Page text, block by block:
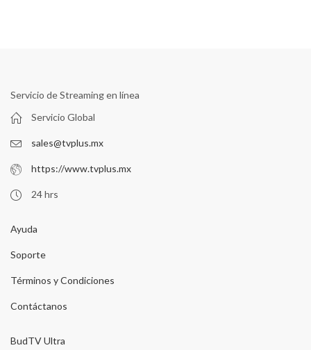
Servicio de Streaming en línea
Servicio Global
sales@tvplus.mx
https://www.tvplus.mx
24 hrs
Ayuda
Soporte
Términos y Condiciones
Contáctanos
BudTV Ultra